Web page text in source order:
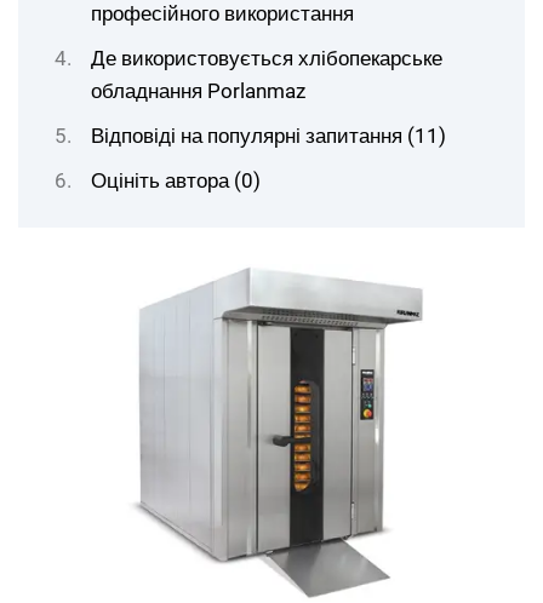
професійного використання
Де використовується хлібопекарське
обладнання Porlanmaz
Відповіді на популярні запитання (11)
Оцініть автора (0)